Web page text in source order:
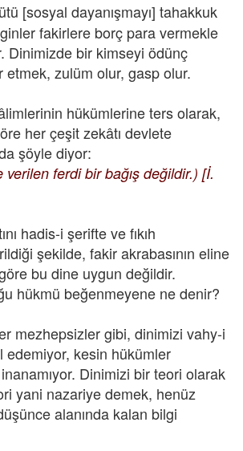
[sosyal dayanışmayı] tahakkuk
fakirlere borç para vermekle
Dinimizde bir kimseyi ödünç
etmek, zulüm olur, gasp olur.
hükümlerine ters olarak,
her çeşit zekâtı devlete
şöyle diyor:
ferdi bir bağış değildir.) [İ.
hadis-i şerifte ve fıkıh
şekilde, fakir akrabasının eline
bu dine uygun değildir.
hükmü beğenmeyene ne denir?
mezhepsizler gibi, dinimizi vahy-i
edemiyor, kesin hükümler
Dinimizi bir teori olarak
yani nazariye demek, henüz
alanında kalan bilgi